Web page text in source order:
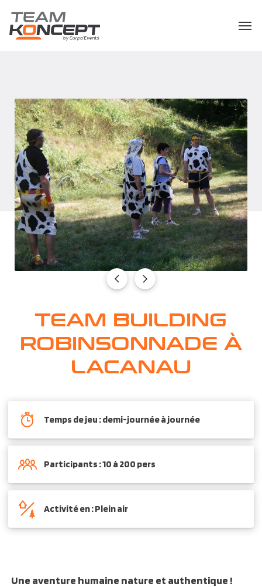
TEAM BUILDING
ROBINSONNADE À
LACANAU
Temps de jeu : demi-journée à journée
Participants : 10 à 200 pers
Activité en : Plein air
Une aventure humaine nature et authentique !